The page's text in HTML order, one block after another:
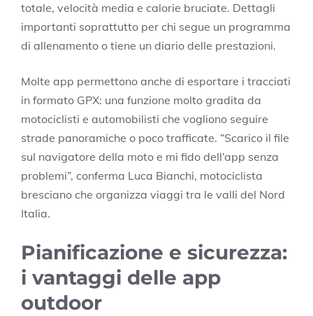
totale, velocità media e calorie bruciate. Dettagli
importanti soprattutto per chi segue un programma
di allenamento o tiene un diario delle prestazioni.
Molte app permettono anche di esportare i tracciati
in formato GPX: una funzione molto gradita da
motociclisti e automobilisti che vogliono seguire
strade panoramiche o poco trafficate. “Scarico il file
sul navigatore della moto e mi fido dell’app senza
problemi”, conferma Luca Bianchi, motociclista
bresciano che organizza viaggi tra le valli del Nord
Italia.
Pianificazione e sicurezza:
i vantaggi delle app
outdoor